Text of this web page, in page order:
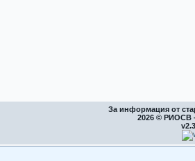
За информация от
2026 © РИОСВ
v2.3